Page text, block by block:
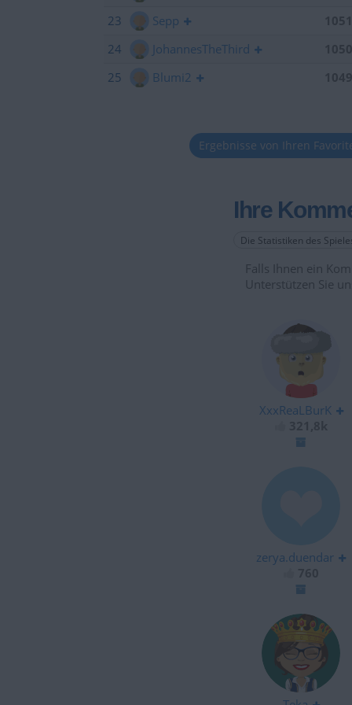
23
Sepp
24
JohannesTheThird
25
Blumi2
Ergebnisse von Ihren
Ihre
Die Statistiken des
Falls Ihnen ein
Unterstützen Sie
XxxReaLBurK
zerya.duendar